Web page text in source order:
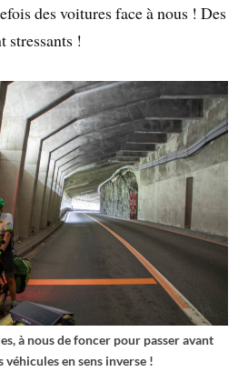
des voitures face à nous ! Des
stressants !
à nous de foncer pour passer avant
véhicules en sens inverse !